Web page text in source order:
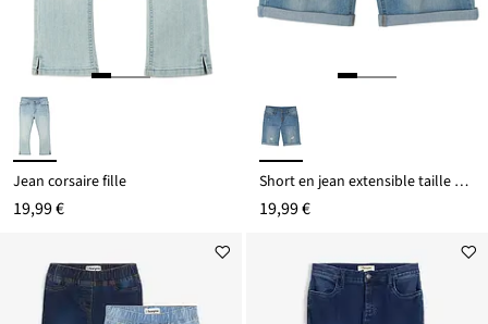
Jean corsaire fille
19,99 €
Short en jean extensible taille mi-haute
19,99 €